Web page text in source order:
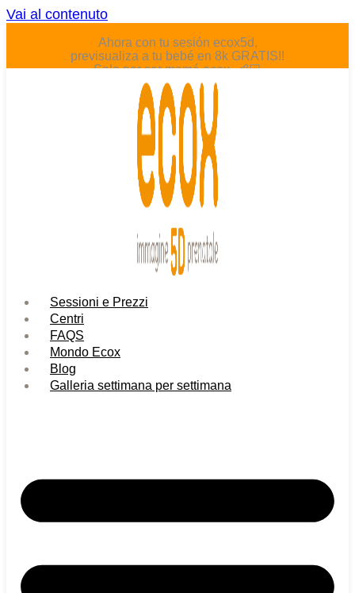
Vai al contenuto
Ahora con tu sesión ecox5d,
previsualiza a tu bebé en 8k GRATIS!!
Solo por ser mamá ecox. 👶🏻
Sessioni e Prezzi
Centri
FAQS
Mondo Ecox
Blog
Galleria settimana per settimana